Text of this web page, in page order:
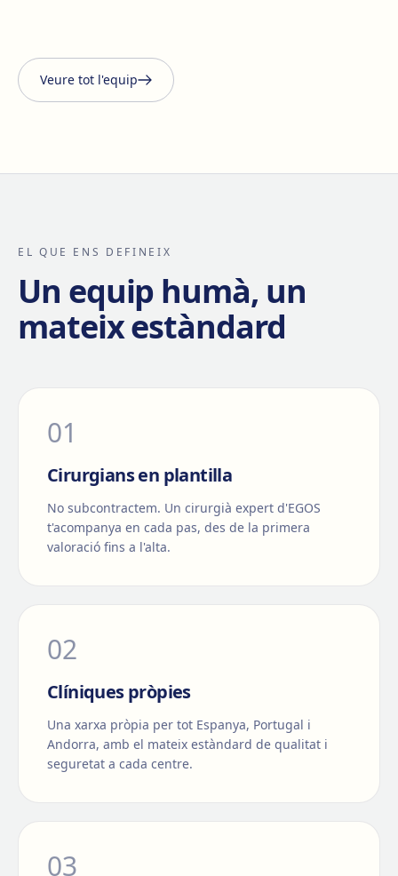
Veure tot l'equip
EL QUE ENS DEFINEIX
Un equip humà, un
mateix estàndard
01
Cirurgians en plantilla
No subcontractem. Un cirurgià expert d'EGOS
t'acompanya en cada pas, des de la primera
valoració fins a l'alta.
02
Clíniques pròpies
Una xarxa pròpia per tot Espanya, Portugal i
Andorra, amb el mateix estàndard de qualitat i
seguretat a cada centre.
03